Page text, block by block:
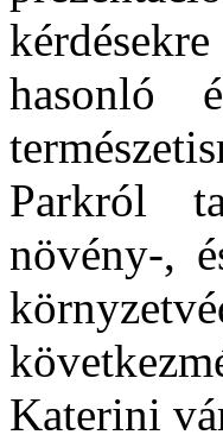
hasonló
Parkról
növény-,
Katerini